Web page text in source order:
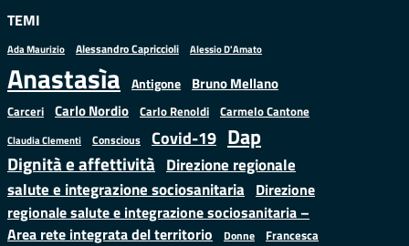
TEMI
Ada Maurizio Alessandro Capriccioli Alessio D'Amato
Anastasìa Antigone Bruno Mellano
Carceri Carlo Nordio Carlo Renoldi Carmelo Cantone
Claudia Clementi Conscious Covid-19 Dap
Dignità e affettività Direzione regionale
salute e integrazione sociosanitaria Direzione
regionale salute e integrazione sociosanitaria –
Area rete integrata del territorio
Donne
Francesca